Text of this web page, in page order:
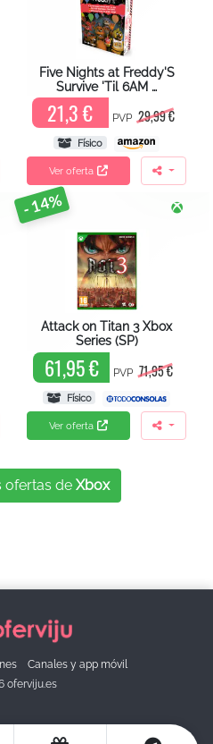
Five Nights at Freddy'S
Survive 'Til 6AM …
21,3 € PVP 29,99 €
Físico
Ver oferta
- 14%
Attack on Titan 3 Xbox
Series (SP)
61,95 € PVP 71,95 €
Físico
Ver oferta
ofertas de Xbox
Canales y app móvil
oferviju.es